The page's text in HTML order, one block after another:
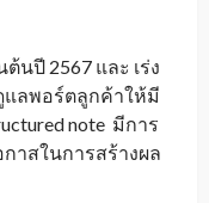
นปี 2567 และ เร่ง
ลพอร์ตลูกค้าให้มี
note มีการ
าสในการสร้างผล